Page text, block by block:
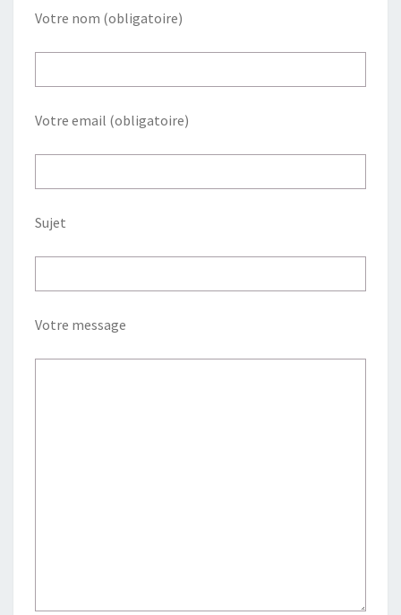
Votre nom (obligatoire)
Votre email (obligatoire)
Sujet
Votre message